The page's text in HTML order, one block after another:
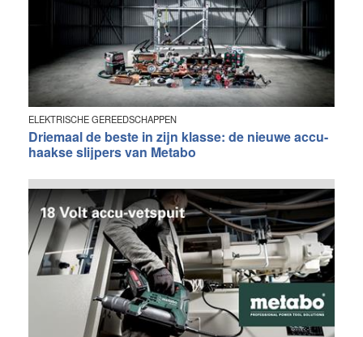
ELEKTRISCHE GEREEDSCHAPPEN
Driemaal de beste in zijn klasse: de nieuwe accu-
haakse slijpers van Metabo